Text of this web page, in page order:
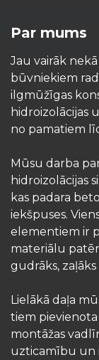
Par mums
Jau vairāk
būvniekiem
ilgmūžīgas
hidroizolācijas
no pamatiem
Mūsu darba
hidroizolācijas
kas padara
iekšpuses.
elementiem ir
materiālu
gudrāks,
Lielākā daļa
tiem
montāžas
uzticamību